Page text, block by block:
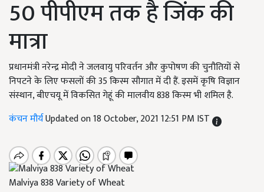
50 पीपीएम तक है जिंक की
मात्रा
प्रधानमंत्री नरेन्द्र मोदी ने जलवायु परिवर्तन और कुपोषण की चुनौतियों से
निपटने के लिए फसलों की 35 किस्म सौगात में दी हैं. इसमें कृषि विज्ञान
संस्थान, बीएचयू में विकसित गेहूं की मालवीय 838 किस्म भी शमिल है.
कंचन मौर्यUpdated on 18 October, 2021 12:51 PM IST
Malviya 838 Variety of Wheat